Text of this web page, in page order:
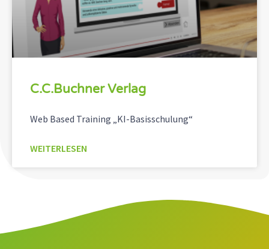
C.C.Buchner Verlag
Web Based Training „KI-Basisschulung“
WEITERLESEN